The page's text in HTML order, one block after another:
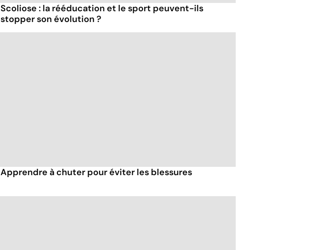
Scoliose : la rééducation et le sport peuvent-ils
stopper son évolution ?
Apprendre à chuter pour éviter les blessures